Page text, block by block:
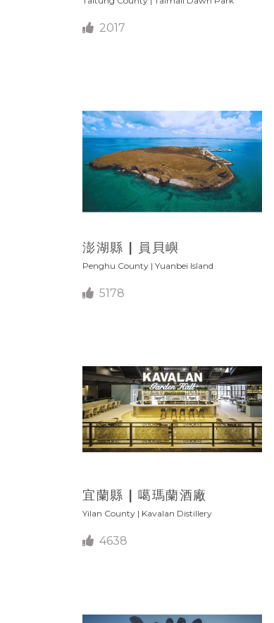
2017
澎湖縣 | 員貝嶼
Penghu County | Yuanbei Island
5178
宜蘭縣 | 噶瑪蘭酒廠
Yilan County | Kavalan Distillery
4638